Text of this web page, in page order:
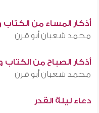
أذكار المساء من الكتاب
محمد شعبان أبو قرن
أذكار الصباح من الكتاب
محمد شعبان أبو قرن
دعاء ليلة القدر